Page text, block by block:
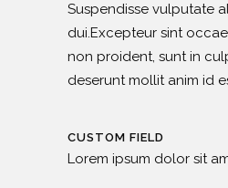
Suspendisse vulputate
dui.Excepteur sint
non proident, sunt in
deserunt mollit anim id
CUSTOM FIELD
Lorem ipsum dolor sit